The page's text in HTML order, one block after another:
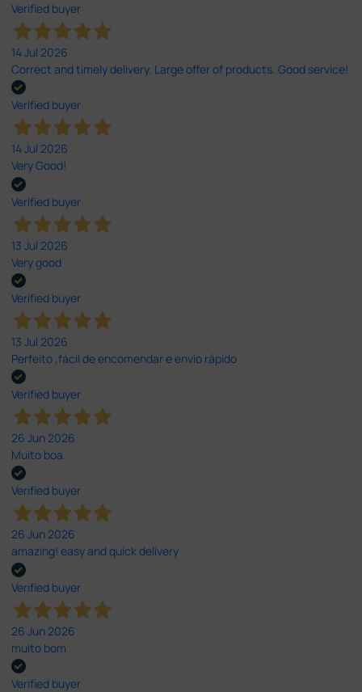
Verified buyer
14 Jul 2026
Correct and timely delivery. Large offer of products. Good service!
Verified buyer
14 Jul 2026
Very Good!
Verified buyer
13 Jul 2026
Very good
Verified buyer
13 Jul 2026
Perfeito ,fácil de encomendar e envio rápido
Verified buyer
26 Jun 2026
Muito boa.
Verified buyer
26 Jun 2026
amazing! easy and quick delivery
Verified buyer
26 Jun 2026
muito bom
Verified buyer